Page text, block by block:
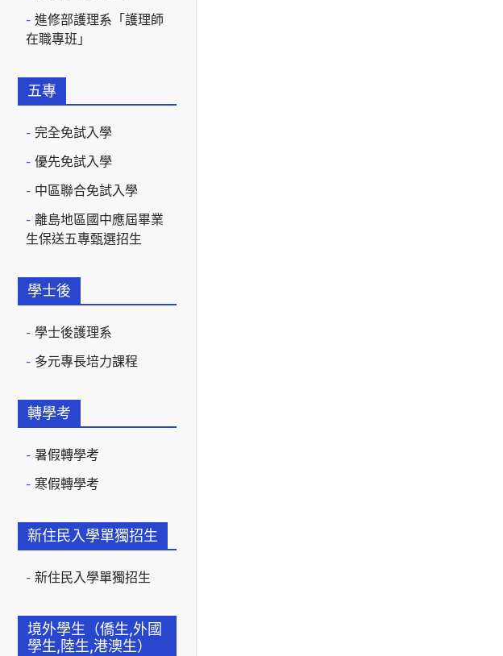
進修部護理系「護理師
在職專班」
五專
完全免試入學
優先免試入學
中區聯合免試入學
離島地區國中應屆畢業
生保送五專甄選招生
學士後
學士後護理系
多元專長培力課程
轉學考
暑假轉學考
寒假轉學考
新住民入學單獨招生
新住民入學單獨招生
境外學生（僑生,外國
學生,陸生,港澳生）